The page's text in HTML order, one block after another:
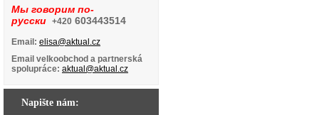
Мы говорим по-
русски +420 603443514
Email: elisa@aktual.cz
Email velkoobchod a partnerská
spolupráce: aktual@aktual.cz
Napište nám: